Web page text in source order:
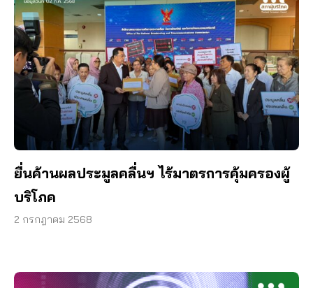
ยื่นค้านผลประมูลคลื่นฯ ไร้มาตรการคุ้มครองผู้
บริโภค
2 กรกฎาคม 2568